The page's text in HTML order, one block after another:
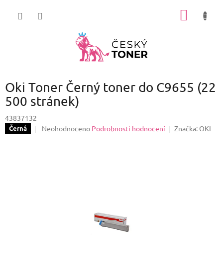
Oki Toner Černý toner do C9655 (22
500 stránek)
43837132
Černá
Průměrné
Neohodnoceno Podrobnosti hodnocení Značka: OKI